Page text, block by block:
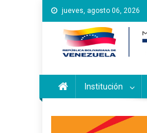
Saltar
al
contenido
jueves, agosto 06, 2026
Instituto
Inces
Institución